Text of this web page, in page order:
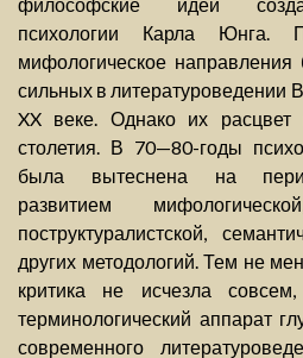
философские идеи
психологии Карла Юнга.
мифологическое
сильных в литературоведении
XX веке. Однако их расцвет
столетия. В 70—80-годы
была вытеснена на
развитием
поструктуралистской,
других методологий. Тем не
критика не исчезла
терминологический аппарат
современного